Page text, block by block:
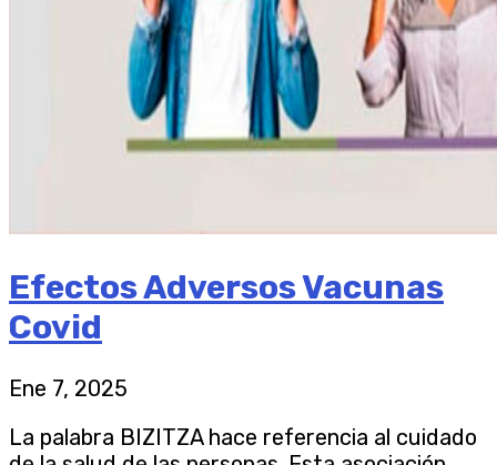
Efectos Adversos Vacunas
Covid
Ene 7, 2025
La palabra BIZITZA hace referencia al cuidado